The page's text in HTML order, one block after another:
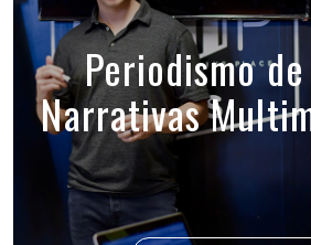
Periodismo
Narrativas